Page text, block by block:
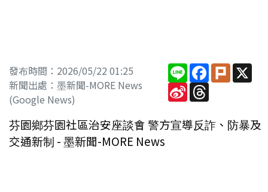
發布時間：2026/05/22 01:25
新聞出處：墨新聞-MORE News
(Google News)
Line Facebook
Plurk
Sina
Weibo
Threads
芬園鄉芬園社區治安座談會 警方宣導反詐、防暴及
交通新制 - 墨新聞-MORE News